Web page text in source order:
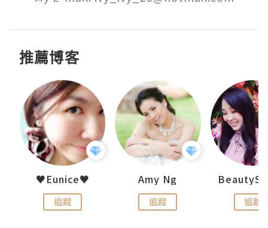
推薦博客
♥Eunice♥
追蹤
Amy Ng
追蹤 追蹤